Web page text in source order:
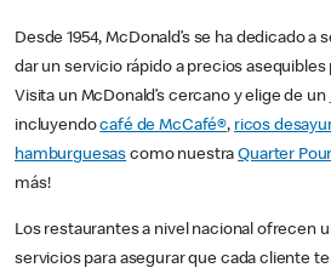
Desde 1954, McDonald’s se ha dedicado a
dar un servicio rápido a precios
Visita un McDonald’s cercano y elige de un
incluyendocafé de McCafé®, ricos
hamburguesas como nuestraQuarter
más!
Los restaurantes a nivel nacional ofrecen
servicios para asegurar que cada cliente